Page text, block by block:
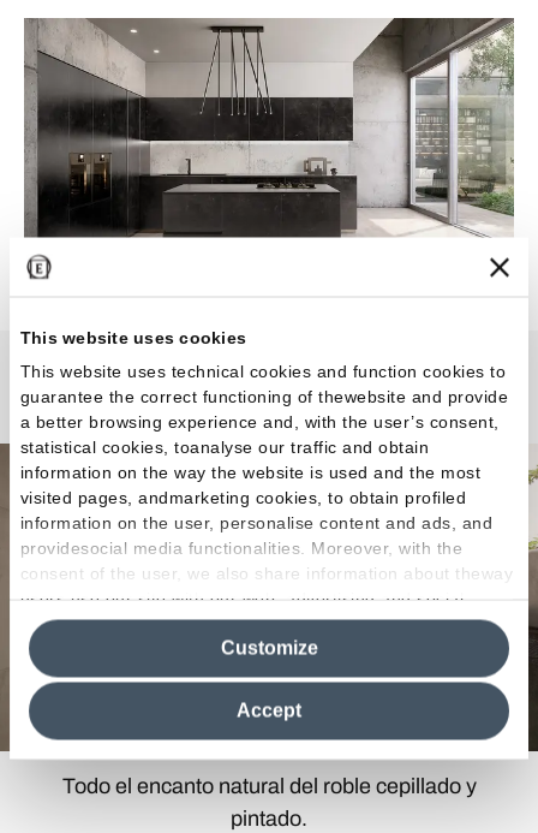
This website uses cookies
This website uses technical cookies and function cookies to
guarantee the correct functioning of thewebsite and provide
a better browsing experience and, with the user’s consent,
statistical cookies, toanalyse our traffic and obtain
information on the way the website is used and the most
visited pages, andmarketing cookies, to obtain profiled
information on the user, personalise content and ads, and
providesocial media functionalities. Moreover, with the
consent of the user, we also share information about theway
users use our site with our web, advertising and social
media analytics partners, who may combine itwith other
information in their possession. By closing this banner,
clicking on "Reject", it will be possible tocontinue browsing
the site after installing only technical cookies. For more
information see the
Cookie Policy
Accept
Customize
Woodtouch
Todo el encanto natural del roble cepillado y
pintado.